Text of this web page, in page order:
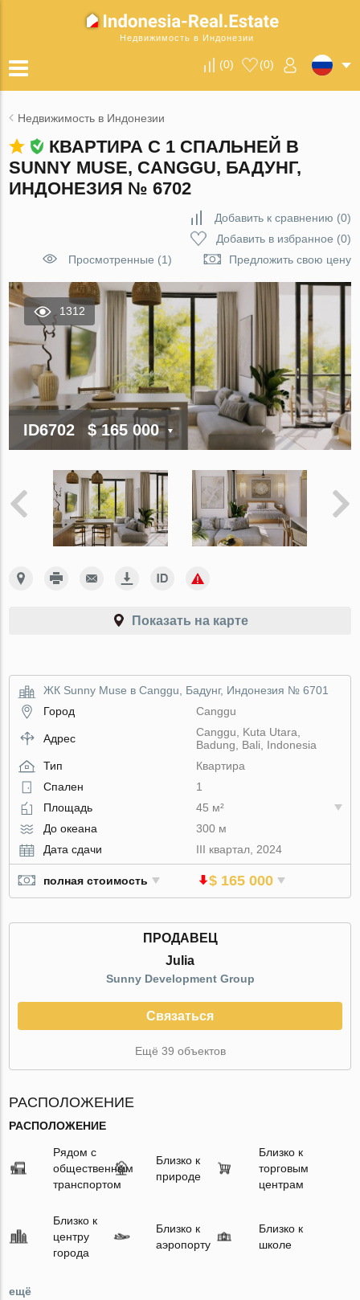
Недвижимость в Индонезии
(0) (0)
Недвижимость в Индонезии
КВАРТИРА С 1 СПАЛЬНЕЙ В
SUNNY MUSE, CANGGU, БАДУНГ,
ИНДОНЕЗИЯ № 6702
Добавить к сравнению (0)
Добавить в избранное (0)
Просмотренные (1)
Предложить свою цену
1312
ID6702 $ 165 000
Показать на карте
ЖК Sunny Muse в Canggu, Бадунг, Индонезия № 6701
Город
Canggu
Адрес
Canggu, Kuta Utara,
Badung, Bali, Indonesia
Тип
Квартира
Спален
1
Площадь
45 м²
До океана
300 м
Дата сдачи
III квартал, 2024
полная стоимость $ 165 000
ПРОДАВЕЦ
Julia
Sunny Development Group
Связаться
Ещё 39 объектов
РАСПОЛОЖЕНИЕ
РАСПОЛОЖЕНИЕ
Рядом с
общественным
транспортом
Близко к
природе
Близко к
торговым
центрам
Близко к
центру
города
Близко к
аэропорту
Близко к
школе
ещё